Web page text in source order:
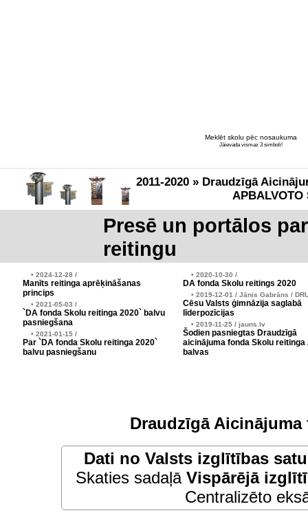
Meklēt skolu pēc nosaukuma
Jāievada vismaz 3 simboli!
2011-2020 » Draudzīgā
APBALVOTO
Presē un portālos
reitingu
• 2024-12-28 /
Manīts reitinga aprēķināšanas
princips
• 2021-05-03 /
`DA fonda Skolu reitinga 2020` balvu
pasniegšana
• 2021-01-15 /
Par `DA fonda Skolu reitinga 2020`
balvu pasniegšanu
• 2020-10-30 /
DA fonda Skolu reitings 2020
• 2019-12-01 / Jānis Gabrāns /
Cēsu Valsts ģimnāzija saglabā
līderpozīcijas
• 2019-11-25 / jauns.lv
Šodien pasniegtas Draudzīgā
aicinājuma fonda Skolu reitinga
balvas
Draudzīgā
Dati no Valsts izglītības
Skaties sadaļā Vispārējā
Centralizēto